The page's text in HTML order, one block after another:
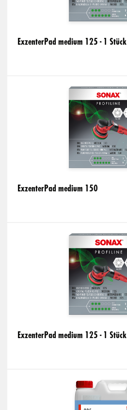
ExzenterPad medium 125 - 1 Stück
ExzenterPad medium 150
ExzenterPad medium 125 - 1 Stück